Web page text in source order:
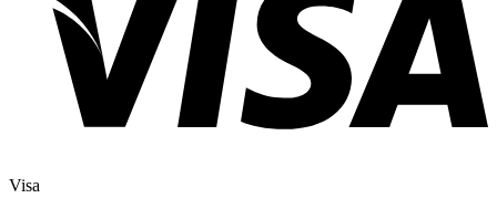
Visa